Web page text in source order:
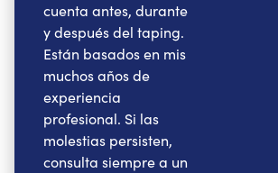
cuenta antes, durante
y después del taping.
Están basados en mis
muchos años de
experiencia
profesional. Si las
molestias persisten,
consulta siempre a un